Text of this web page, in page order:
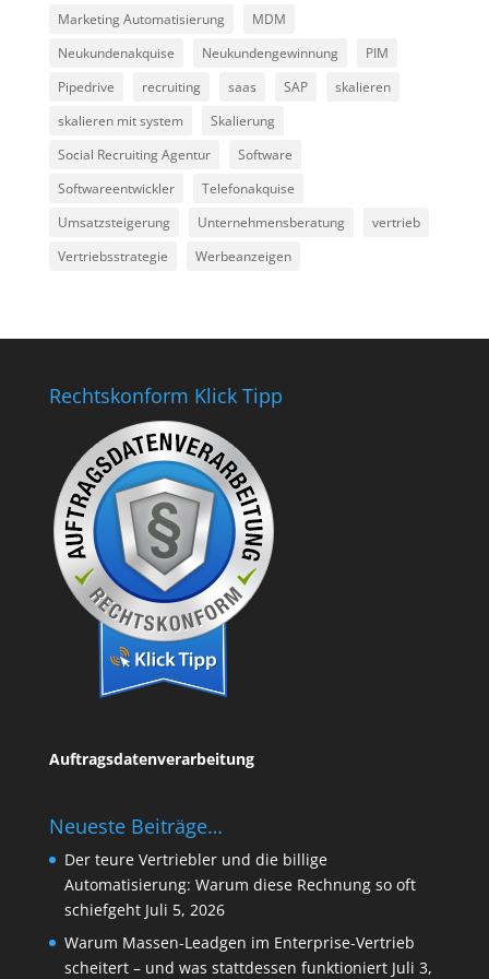
Marketing Automatisierung
MDM
Neukundenakquise
Neukundengewinnung
PIM
Pipedrive
recruiting saas SAP
skalieren
skalieren mit system
Skalierung
Social Recruiting Agentur
Software
Softwareentwickler
Telefonakquise
Umsatzsteigerung
Unternehmensberatung
vertrieb
Vertriebsstrategie
Werbeanzeigen
Rechtskonform Klick Tipp
Auftragsdatenverarbeitung
Neueste Beiträge…
Der teure Vertriebler und die billige
Automatisierung: Warum diese Rechnung so oft
schiefgeht Juli 5, 2026
Warum Massen-Leadgen im Enterprise-Vertrieb
scheitert – und was stattdessen funktioniert Juli 3,